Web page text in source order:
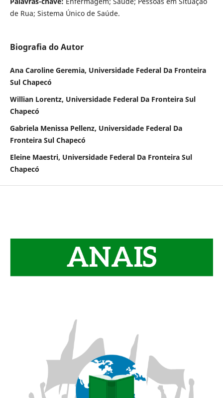
de Rua; Sistema Único de Saúde.
Biografia do Autor
Ana Caroline Geremia, Universidade Federal Da Fronteira
Sul Chapecó
Willian Lorentz, Universidade Federal Da Fronteira Sul
Chapecó
Gabriela Menissa Pellenz, Universidade Federal Da
Fronteira Sul Chapecó
Eleine Maestri, Universidade Federal Da Fronteira Sul
Chapecó